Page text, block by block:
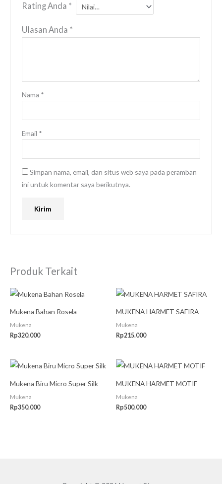
Rating Anda *
Ulasan Anda *
Nama *
Email *
Simpan nama, email, dan situs web saya pada peramban
ini untuk komentar saya berikutnya.
Produk Terkait
Mukena Bahan Rosela
Mukena
Rp320.000
MUKENA HARMET SAFIRA
Mukena
Rp215.000
Mukena Biru Micro Super Silk
Mukena
Rp350.000
MUKENA HARMET MOTIF
Mukena
Rp500.000